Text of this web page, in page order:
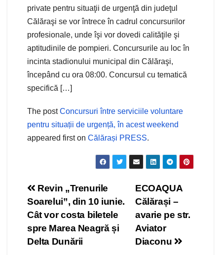
private pentru situaţii de urgenţă din judeţul
Călăraşi se vor întrece în cadrul concursurilor
profesionale, unde îşi vor dovedi calităţile şi
aptitudinile de pompieri. Concursurile au loc în
incinta stadionului municipal din Călăraşi,
începând cu ora 08:00. Concursul cu tematică
specifică […]
The postConcursuri între serviciile voluntare
pentru situații de urgență, în acest weekend
appeared first on Călărași PRESS.
Navigare
în
articole
ECOAQUA
Călărași –
avarie pe str.
Aviator
Diaconu
Revin „Trenurile
Soarelui”, din 10 iunie.
Cât vor costa biletele
spre Marea Neagră și
Delta Dunării